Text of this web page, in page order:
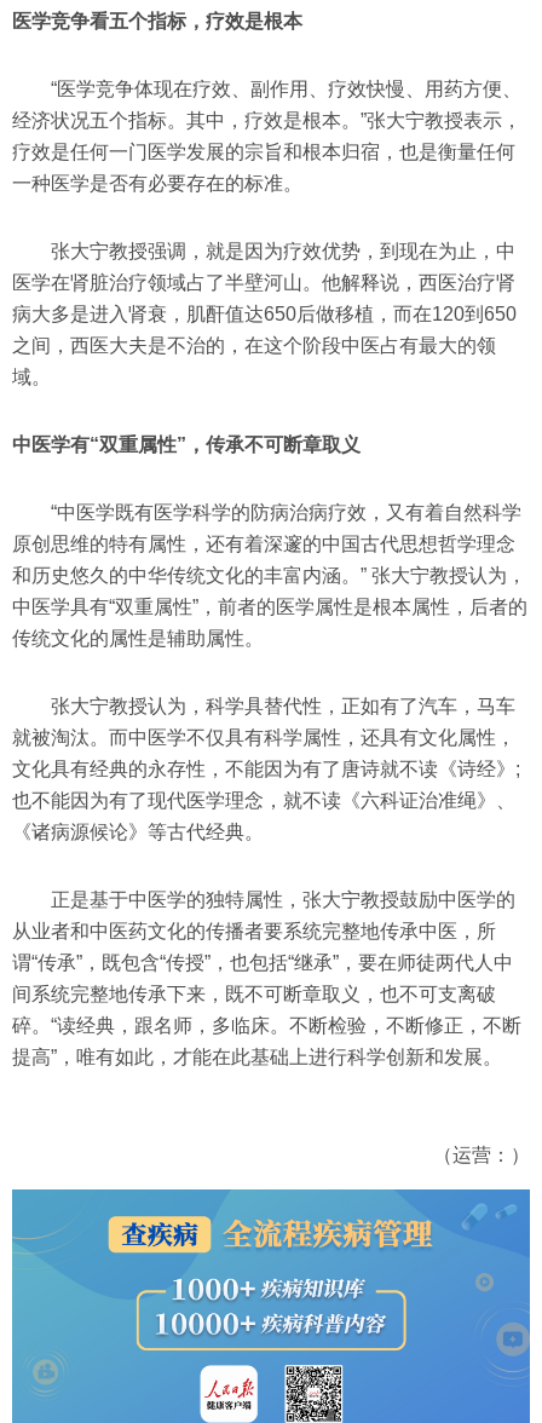
医学竞争看五个指标，疗效是根本
“医学竞争体现在疗效、副作用、疗效快慢、用药方便、
经济状况五个指标。其中，疗效是根本。”张大宁教授表示，
疗效是任何一门医学发展的宗旨和根本归宿，也是衡量任何
一种医学是否有必要存在的标准。
张大宁教授强调，就是因为疗效优势，到现在为止，中
医学在肾脏治疗领域占了半壁河山。他解释说，西医治疗肾
病大多是进入肾衰，肌酐值达650后做移植，而在120到650
之间，西医大夫是不治的，在这个阶段中医占有最大的领
域。
中医学有“双重属性”，传承不可断章取义
“中医学既有医学科学的防病治病疗效，又有着自然科学
原创思维的特有属性，还有着深邃的中国古代思想哲学理念
和历史悠久的中华传统文化的丰富内涵。” 张大宁教授认为，
中医学具有“双重属性”，前者的医学属性是根本属性，后者的
传统文化的属性是辅助属性。
张大宁教授认为，科学具替代性，正如有了汽车，马车
就被淘汰。而中医学不仅具有科学属性，还具有文化属性，
文化具有经典的永存性，不能因为有了唐诗就不读《诗经》;
也不能因为有了现代医学理念，就不读《六科证治准绳》、
《诸病源候论》等古代经典。
正是基于中医学的独特属性，张大宁教授鼓励中医学的
从业者和中医药文化的传播者要系统完整地传承中医，所
谓“传承”，既包含“传授”，也包括“继承”，要在师徒两代人中
间系统完整地传承下来，既不可断章取义，也不可支离破
碎。“读经典，跟名师，多临床。不断检验，不断修正，不断
提高”，唯有如此，才能在此基础上进行科学创新和发展。
（运营：）